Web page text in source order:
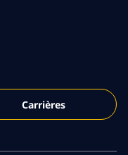
Carrières